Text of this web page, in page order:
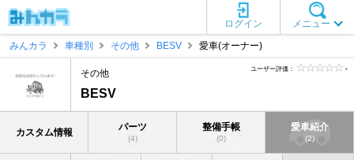
メニュー
ログイン
みんカラ
車種別 その他 BESV 愛車(オーナー)
その他
BESV
ユーザー評価： -
カスタム情報 パーツ
(4)
整備手帳
(0)
愛車紹介
(2)